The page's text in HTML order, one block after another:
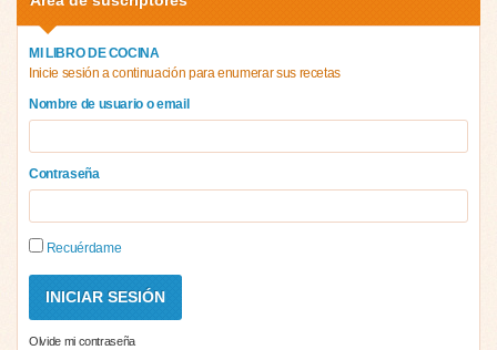
MI LIBRO DE COCINA
Inicie sesión a continuación para enumerar sus recetas
Nombre de usuario o email
Contraseña
Recuérdame
Olvide mi contraseña